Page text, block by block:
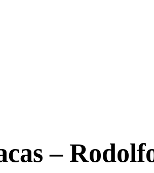
–